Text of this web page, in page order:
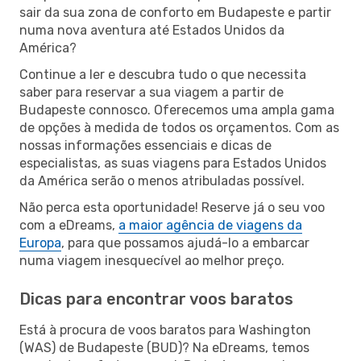
sair da sua zona de conforto em Budapeste e partir
numa nova aventura até Estados Unidos da
América?
Continue a ler e descubra tudo o que necessita
saber para reservar a sua viagem a partir de
Budapeste connosco. Oferecemos uma ampla gama
de opções à medida de todos os orçamentos. Com as
nossas informações essenciais e dicas de
especialistas, as suas viagens para Estados Unidos
da América serão o menos atribuladas possível.
Não perca esta oportunidade! Reserve já o seu voo
com a eDreams, a maior agência de viagens da
Europa, para que possamos ajudá-lo a embarcar
numa viagem inesquecível ao melhor preço.
Dicas para encontrar voos baratos
Está à procura de voos baratos para Washington
(WAS) de Budapeste (BUD)? Na eDreams, temos